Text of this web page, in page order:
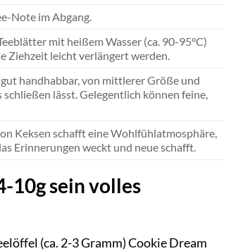
Note im Abgang.
mit heißem Wasser (ca. 90-95°C)
Ziehzeit leicht verlängert werden.
handhabbar, von mittlerer Größe und
lässt. Gelegentlich können feine,
Keksen schafft eine Wohlfühlatmosphäre,
Erinnerungen weckt und neue schafft.
10g sein volles
(ca. 2-3 Gramm) Cookie Dream